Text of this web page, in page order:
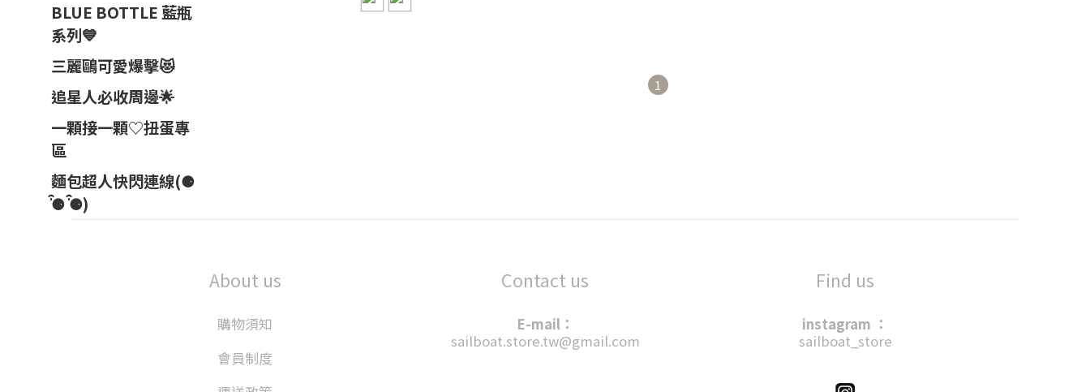
BLUE BOTTLE 藍瓶
系列💙
三麗鷗可愛爆擊😻
追星人必收周邊🌟
一顆接一顆♡扭蛋專
區
麵包超人快閃連線(⚈
̍̑⚈ ̍̑⚈)
1
About us
購物須知
會員制度
Contact us
E-mail：
sailboat.store.tw@gmail.com
Find us
instagram ：
sailboat_store